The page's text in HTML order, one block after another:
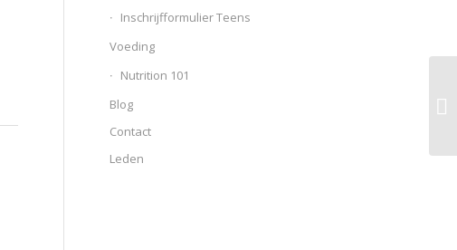
Inschrijfformulier Teens
Voeding
Nutrition 101
Blog
Contact
Leden